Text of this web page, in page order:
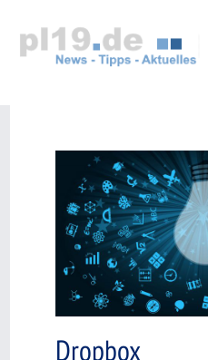
springen
Dropbox